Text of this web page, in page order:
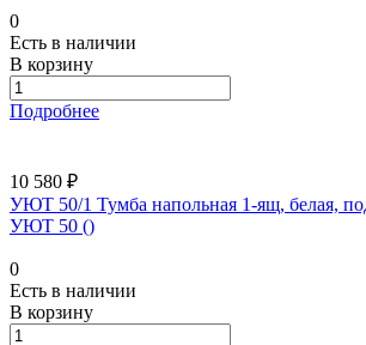
0
Есть в наличии
В корзину
Подробнее
10 580 ₽
УЮТ 50/1 Тумба напольная 1-ящ, белая,
УЮТ 50 ()
0
Есть в наличии
В корзину